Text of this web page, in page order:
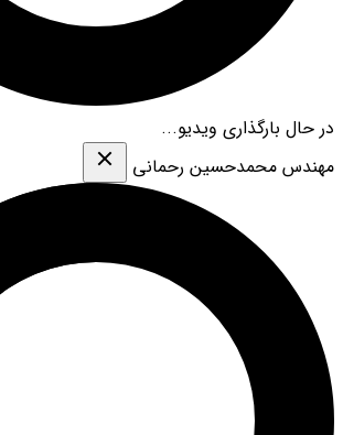
در حال بارگذاری ویدیو...
مهندس محمدحسین رحمانی